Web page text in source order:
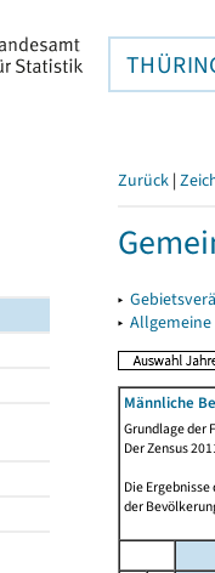
Zurück |
▸
▸
Männliche
Grundlage der
Der Zensus
Die
der